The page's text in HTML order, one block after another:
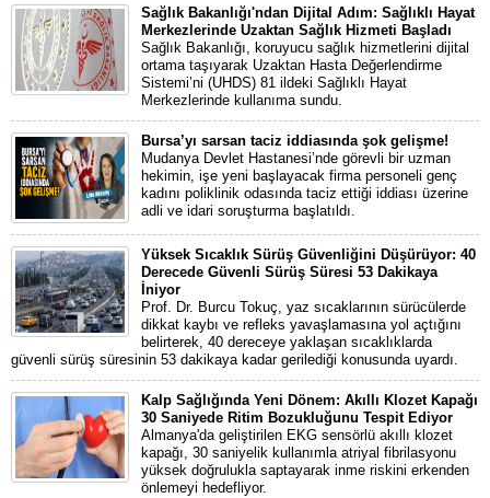
Sağlık Bakanlığı'ndan Dijital Adım: Sağlıklı Hayat
Merkezlerinde Uzaktan Sağlık Hizmeti Başladı
Sağlık Bakanlığı, koruyucu sağlık hizmetlerini dijital
ortama taşıyarak Uzaktan Hasta Değerlendirme
Sistemi’ni (UHDS) 81 ildeki Sağlıklı Hayat
Merkezlerinde kullanıma sundu.
Bursa’yı sarsan taciz iddiasında şok gelişme!
Mudanya Devlet Hastanesi’nde görevli bir uzman
hekimin, işe yeni başlayacak firma personeli genç
kadını poliklinik odasında taciz ettiği iddiası üzerine
adli ve idari soruşturma başlatıldı.
Yüksek Sıcaklık Sürüş Güvenliğini Düşürüyor: 40
Derecede Güvenli Sürüş Süresi 53 Dakikaya
İniyor
Prof. Dr. Burcu Tokuç, yaz sıcaklarının sürücülerde
dikkat kaybı ve refleks yavaşlamasına yol açtığını
belirterek, 40 dereceye yaklaşan sıcaklıklarda
güvenli sürüş süresinin 53 dakikaya kadar gerilediği konusunda uyardı.
Kalp Sağlığında Yeni Dönem: Akıllı Klozet Kapağı
30 Saniyede Ritim Bozukluğunu Tespit Ediyor
Almanya'da geliştirilen EKG sensörlü akıllı klozet
kapağı, 30 saniyelik kullanımla atriyal fibrilasyonu
yüksek doğrulukla saptayarak inme riskini erkenden
önlemeyi hedefliyor.